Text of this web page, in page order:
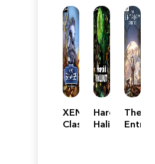
XENOBREAKERS:
Classic
Harold
Halibut
The
Entropy